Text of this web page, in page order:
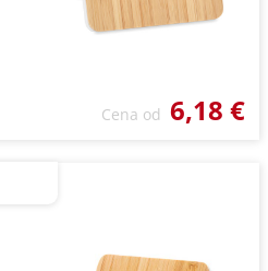
Cena od 6,18 €